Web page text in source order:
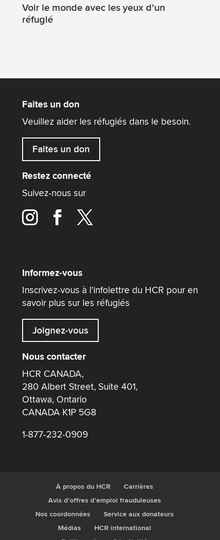
Voir le monde avec les yeux d’un
réfugié
Faites un don
Veuillez aider les réfugiés dans le besoin.
Faites un don
Restez connecté
Suivez-nous sur
Informez-vous
Inscrivez-vous à l'infolettre du HCR pour en
savoir plus sur les réfugiés
Joignez-vous
Nous contacter
HCR CANADA,
280 Albert Street, Suite 401,
Ottawa, Ontario
CANADA K1P 5G8
1-877-232-0909
À propos du HCR
Carrières
Avis d’offres d’emploi frauduleuses
Nos coordonnées
Service aux donateurs
Médias
HCR international